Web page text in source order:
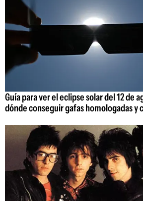
Guía para ver el eclipse solar del 12 de
dónde conseguir gafas homologadas y